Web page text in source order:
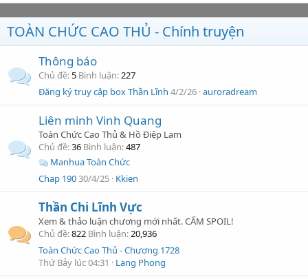
TOÀN CHỨC CAO THỦ - Chính truyện
Thông báo
Chủ đề 5 Bình luận 227
Đăng ký truy cập box Thần Lĩnh 4/2/26 auroradream
Liên minh Vinh Quang
Toàn Chức Cao Thủ & Hồ Điệp Lam
Chủ đề 36 Bình luận 487
Manhua Toàn Chức
Chap 19030/4/25 Kkien
Thần Chi Lĩnh Vực
Xem & thảo luận chương mới nhất. CẤM SPOIL!
Chủ đề 822 Bình luận 20,936
Toàn Chức Cao Thủ - Chương 1728
Thứ Bảy lúc 04:31
Lang Phong